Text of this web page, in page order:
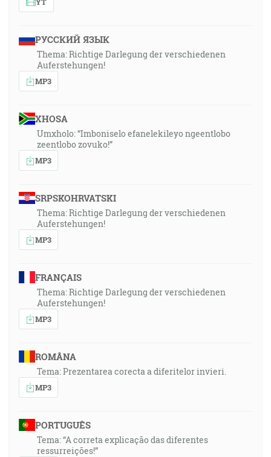
РУССКИЙ ЯЗЫК
Thema: Richtige Darlegung der verschiedenen
Auferstehungen!
MP3
XHOSA
Umxholo: “Imboniselo efanelekileyo ngeentlobo
zeentlobo zovuko!”
MP3
SRPSKOHRVATSKI
Thema: Richtige Darlegung der verschiedenen
Auferstehungen!
MP3
FRANÇAIS
Thema: Richtige Darlegung der verschiedenen
Auferstehungen!
MP3
ROMÂNA
Tema: Prezentarea corecta a diferitelor invieri.
MP3
PORTUGUÊS
Tema: “A correta explicação das diferentes
ressurreições!”